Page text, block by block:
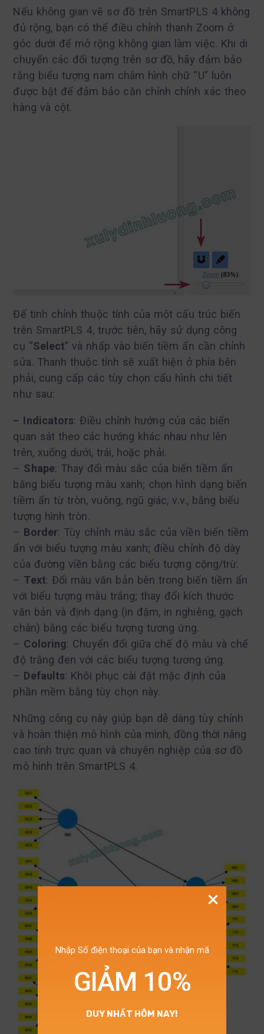
Nếu không gian vẽ sơ đồ trên SmartPLS 4 không
đủ rộng, bạn có thể điều chỉnh thanh Zoom ở
góc dưới để mở rộng không gian làm việc. Khi di
chuyển các đối tượng trên sơ đồ, hãy đảm bảo
rằng biểu tượng nam châm hình chữ “U” luôn
được bật để đảm bảo căn chỉnh chính xác theo
hàng và cột.
Để tinh chỉnh thuộc tính của một cấu trúc biến
trên SmartPLS 4, trước tiên, hãy sử dụng công
cụ “Select” và nhấp vào biến tiềm ẩn cần chỉnh
sửa. Thanh thuộc tính sẽ xuất hiện ở phía bên
phải, cung cấp các tùy chọn cấu hình chi tiết
như sau:
– Indicators: Điều chỉnh hướng của các biến
quan sát theo các hướng khác nhau như lên
trên, xuống dưới, trái, hoặc phải.
– Shape: Thay đổi màu sắc của biến tiềm ẩn
bằng biểu tượng màu xanh; chọn hình dạng biến
tiềm ẩn từ tròn, vuông, ngũ giác, v.v., bằng biểu
tượng hình tròn.
– Border: Tùy chỉnh màu sắc của viền biến tiềm
ẩn với biểu tượng màu xanh; điều chỉnh độ dày
của đường viền bằng các biểu tượng cộng/trừ.
– Text: Đổi màu văn bản bên trong biến tiềm ẩn
với biểu tượng màu trắng; thay đổi kích thước
văn bản và định dạng (in đậm, in nghiêng, gạch
chân) bằng các biểu tượng tương ứng.
– Coloring: Chuyển đổi giữa chế độ màu và chế
độ trắng đen với các biểu tượng tương ứng.
– Defaults: Khôi phục cài đặt mặc định của
phần mềm bằng tùy chọn này.
Những công cụ này giúp bạn dễ dàng tùy chỉnh
và hoàn thiện mô hình của mình, đồng thời nâng
cao tính trực quan và chuyên nghiệp của sơ đồ
mô hình trên SmartPLS 4.
Nhập Số điện thoại của bạn và nhận mã
GIẢM 10%
DUY NHẤT HÔM NAY!